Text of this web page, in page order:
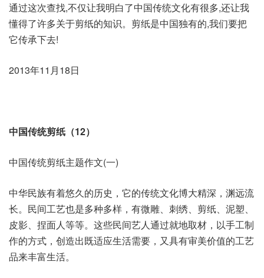
通过这次查找,不仅让我明白了中国传统文化有很多,还让我
懂得了许多关于剪纸的知识。剪纸是中国独有的,我们要把
它传承下去!
2013年11月18日
中国传统剪纸（12）
中国传统剪纸主题作文(一)
中华民族有着悠久的历史，它的传统文化博大精深，渊远流
长。民间工艺也是多种多样，有微雕、刺绣、剪纸、泥塑、
皮影、捏面人等等。这些民间艺人通过就地取材，以手工制
作的方式，创造出既适应生活需要，又具有审美价值的工艺
品来丰富生活。